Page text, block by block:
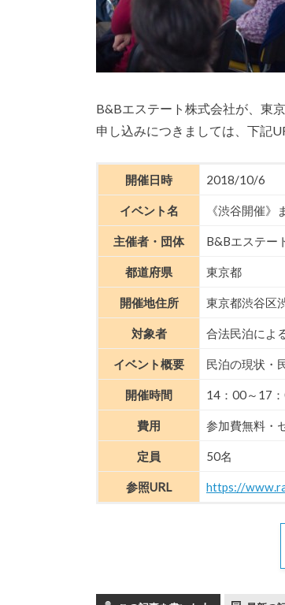
B&Bエステート株式会社が、東
申し込みにつきましては、下記
開催日時 2018/10/6
イベント名 《渋谷開催
主催者・団体 B&Bエステー
都道府県 東京都
開催地住所 東京都渋谷区
対象者 合法民泊によ
イベント概要 民泊の現状・
開催時間 14：00～17
費用 参加費無料・
定員 50名
参照URL https://